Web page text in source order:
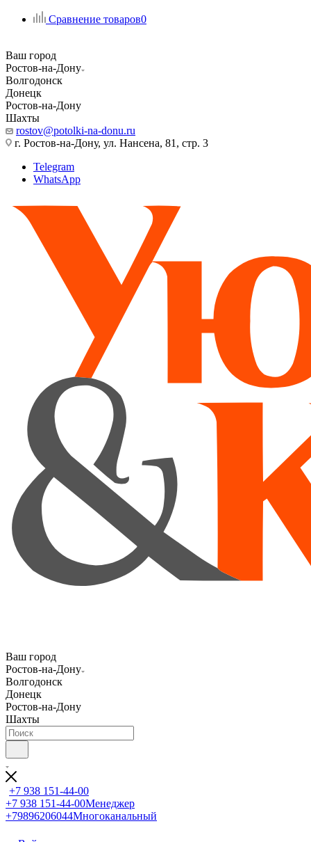
Сравнение товаров0
Ваш город
Ростов-на-Дону
Волгодонск
Донецк
Ростов-на-Дону
Шахты
rostov@potolki-na-donu.ru
г. Ростов-на-Дону, ул. Нансена, 81, стр. 3
Telegram
WhatsApp
Ваш город
Ростов-на-Дону
Волгодонск
Донецк
Ростов-на-Дону
Шахты
+7 938 151-44-00
+7 938 151-44-00Менеджер
+79896206044Многоканальный